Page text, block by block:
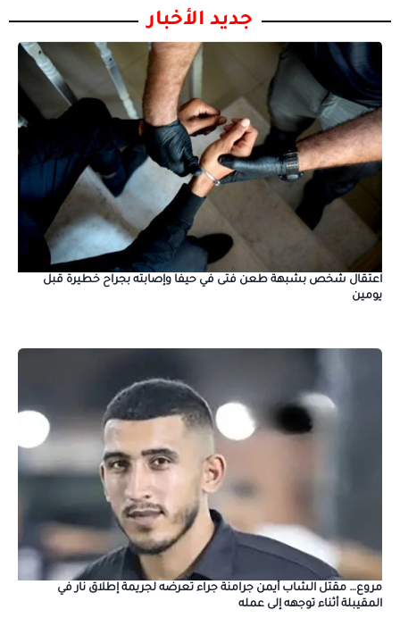
جديد الأخبار
اعتقال شخص بشبهة طعن فتى في حيفا وإصابته بجراح خطيرة قبل
يومين
مروع… مقتل الشاب أيمن جرامنة جراء تعرضه لجريمة إطلاق نار في
المقيبلة أثناء توجهه إلى عمله